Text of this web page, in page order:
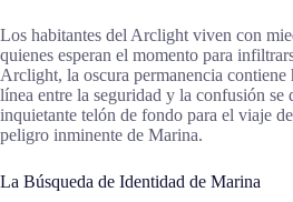
Los habitantes del Arclight viven con
quienes esperan el momento para
Arclight, la oscura permanencia
línea entre la seguridad y la confusión se
inquietante telón de fondo para el viaje
peligro inminente de Marina.
La Búsqueda de Identidad de Marina